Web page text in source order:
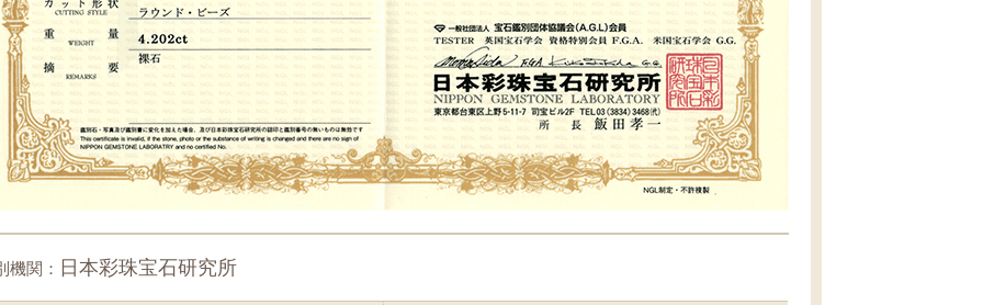
機関： 日本彩珠宝石研究所